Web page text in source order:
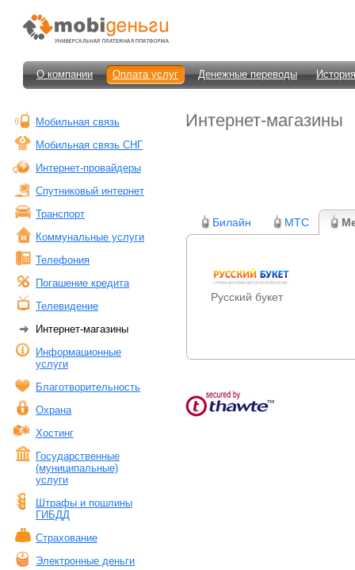
О компании Оплата услуг Денежные переводы
Мобильная связь
Мобильная связь СНГ
Интернет-провайдеры
Спутниковый интернет
Транспорт
Коммунальные услуги
Телефония
Погашение кредита
Телевидение
Интернет-магазины
Информационные
услуги
Благотворительность
Охрана
Хостинг
Государственные
(муниципальные)
услуги
Штрафы и пошлины
ГИБДД
Страхование
Электронные деньги
Интернет-магазины
Билайн МТС
Русский букет